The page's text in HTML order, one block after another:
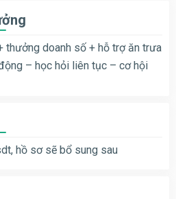
thưởng doanh số + hỗ trợ ăn trưa
– học hỏi liên tục – cơ hội
hồ sơ sẽ bổ sung sau